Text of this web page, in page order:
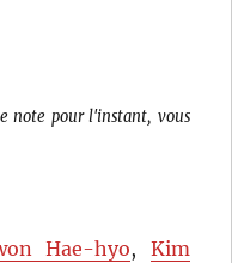
note pour l'instant, vous
Hae-hyo, Kim